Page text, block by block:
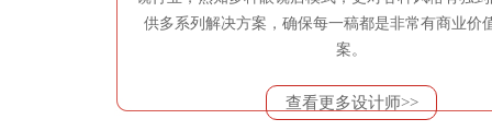
供多系列解决方案，确保每一稿都是非常有商业价
案。
查看更多设计师>>